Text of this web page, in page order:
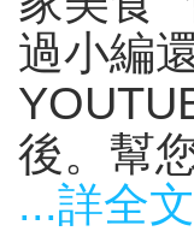
過小編
後。幫
...詳全文